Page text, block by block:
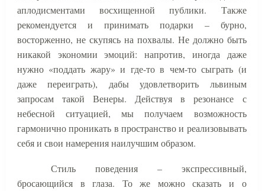
аплодисментами восхищенной публики. Также
рекомендуется и принимать подарки – бурно,
восторженно, не скупясь на похвалы. Не должно быть
никакой экономии эмоций: напротив, иногда даже
нужно «поддать жару» и где-то в чем-то сыграть (и
даже переиграть), дабы удовлетворить львиным
запросам такой Венеры. Действуя в резонансе с
небесной ситуацией, мы получаем возможность
гармонично проникать в пространство и реализовывать
себя и свои намерения наилучшим образом.
Стиль поведения – экспрессивный,
бросающийся в глаза. То же можно сказать и о